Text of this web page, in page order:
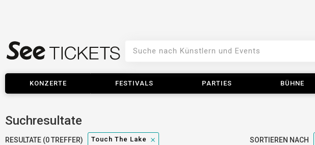
KONZERTE FESTIVALS PARTIES BÜHNE
Suchresultate
RESULTATE (0 TREFFER) Touch The Lake SORTIEREN NACH